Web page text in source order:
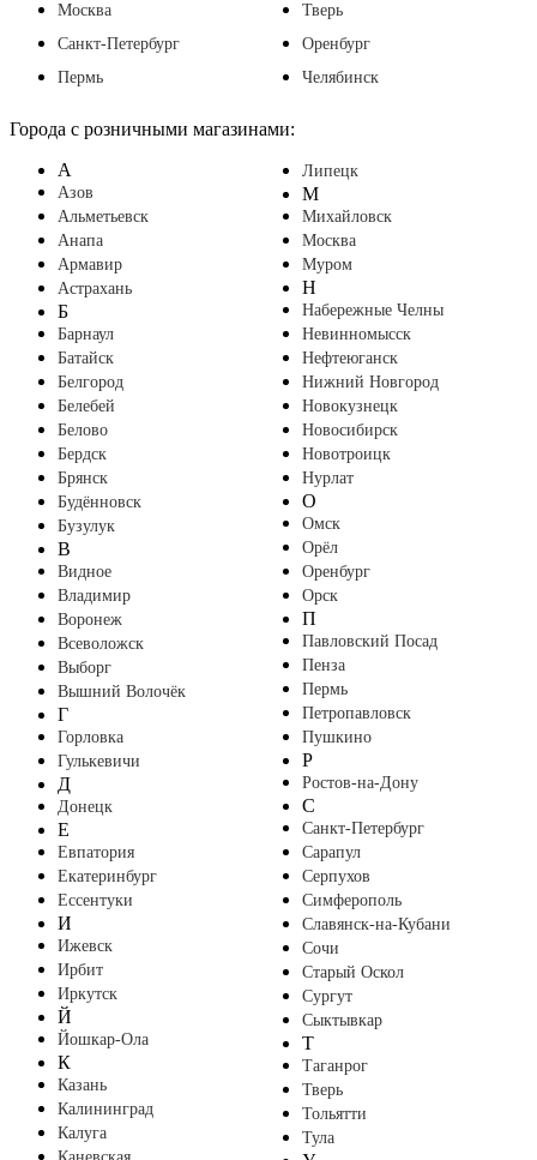
Москва
Санкт-Петербург
Пермь
Тверь
Оренбург
Челябинск
Города с розничными магазинами:
А
Азов
Альметьевск
Анапа
Армавир
Астрахань
Б
Барнаул
Батайск
Белгород
Белебей
Белово
Бердск
Брянск
Будённовск
Бузулук
В
Видное
Владимир
Воронеж
Всеволожск
Выборг
Вышний Волочёк
Г
Горловка
Гулькевичи
Д
Донецк
Е
Евпатория
Екатеринбург
Ессентуки
И
Ижевск
Ирбит
Иркутск
Й
Йошкар-Ола
К
Казань
Калининград
Калуга
Липецк
М
Михайловск
Москва
Муром
Н
Набережные Челны
Невинномысск
Нефтеюганск
Нижний Новгород
Новокузнецк
Новосибирск
Новотроицк
Нурлат
О
Омск
Орёл
Оренбург
Орск
П
Павловский Посад
Пенза
Пермь
Петропавловск
Пушкино
Р
Ростов-на-Дону
С
Санкт-Петербург
Сарапул
Серпухов
Симферополь
Славянск-на-Кубани
Сочи
Старый Оскол
Сургут
Сыктывкар
Т
Таганрог
Тверь
Тольятти
Тула